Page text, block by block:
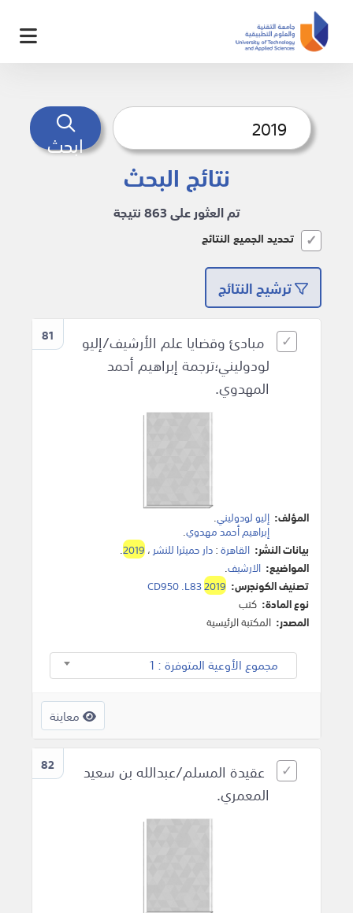
ابحث
نتائج البحث
تم العثور على 863 نتيجة
تحديد الجميع النتائج
ترشيح النتائج
81
مبادئ وقضايا علم الأرشيف/إليو
لودوليني؛ترجمة إبراهيم أحمد
المهدوي.
المؤلف: إليو لودوليني.
إبراهيم أحمد مهدوي.
بيانات النشر: القاهرة:دار حميثرا للنشر ،2019
.
المواضيع: الارشيف.
تصنيف الكونجرس:
CD950 .L832019
نوع المادة: كتب
المصدر: المكتبة الرئيسية
مجموع الأوعية المتوفرة : 1
معاينة
82
عقيدة المسلم/عبدالله بن سعيد
المعمري.